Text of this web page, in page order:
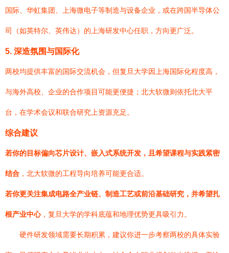
国际、华虹集团、上海微电子等制造与设备企业，或在跨国半导体公
司（如英特尔、英伟达）的上海研发中心任职，方向更广泛。
5. 深造氛围与国际化
两校均提供丰富的国际交流机会，但复旦大学因上海国际化程度高，
与海外高校、企业的合作项目可能更便捷；北大软微则依托北大平
台，在学术会议和联合研究上资源充足。
综合建议
若你的目标偏向芯片设计、嵌入式系统开发，且希望课程与实践紧密
结合 ，北大软微的工程导向培养可能更合适。
若你更关注集成电路全产业链、制造工艺或前沿基础研究，并希望扎
根产业中心，复旦大学的学科底蕴和地理优势更具吸引力。
硬件研发领域需要长期积累，建议你进一步考察两校的具体实验